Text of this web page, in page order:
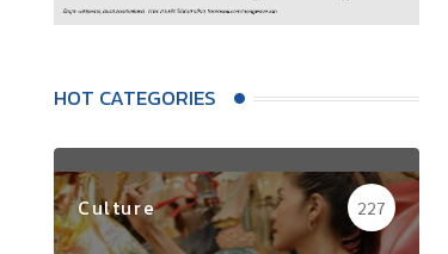
HOT CATEGORIES
Culture 227